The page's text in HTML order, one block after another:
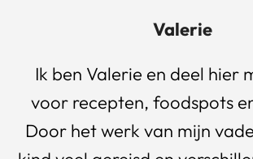
Valerie
Ik ben Valerie en deel hier
voor recepten, foodspots
Door het werk van mijn